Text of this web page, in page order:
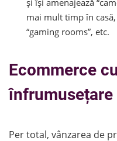
mai mult timp în casă,
“gaming rooms”, etc.
Ecommerce
Per total, vânzarea de